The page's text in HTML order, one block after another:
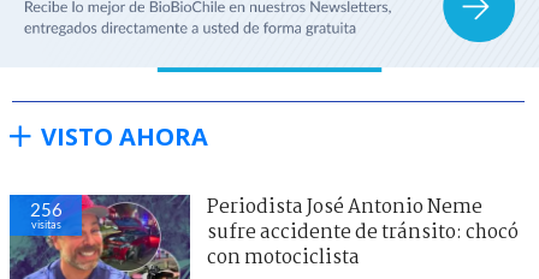
VISTO AHORA
256
visitas
Periodista José Antonio Neme
sufre accidente de tránsito: chocó
con motociclista